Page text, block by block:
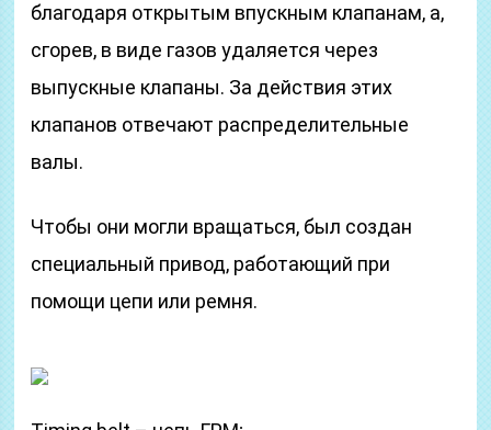
благодаря открытым впускным клапанам, а,
сгорев, в виде газов удаляется через
выпускные клапаны. За действия этих
клапанов отвечают распределительные
валы.
Чтобы они могли вращаться, был создан
специальный привод, работающий при
помощи цепи или ремня.